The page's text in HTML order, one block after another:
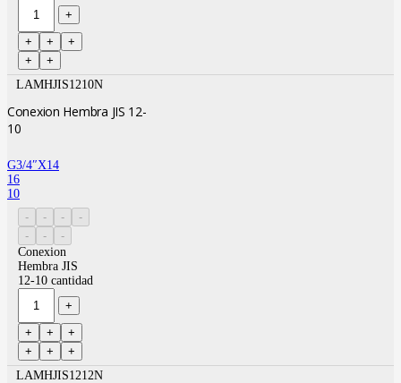
LAMHJIS1210N
Conexion Hembra JIS 12-
10
G3/4″X14
16
10
Conexion
Hembra JIS
12-10 cantidad
LAMHJIS1212N